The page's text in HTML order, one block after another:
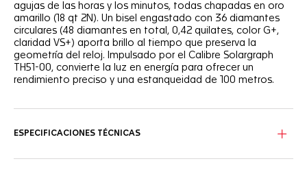
agujas de las horas y los minutos, todas chapadas en oro
amarillo (18 qt 2N). Un bisel engastado con 36 diamantes
circulares (48 diamantes en total, 0,42 quilates, color G+,
claridad VS+) aporta brillo al tiempo que preserva la
geometría del reloj. Impulsado por el Calibre Solargraph
TH51-00, convierte la luz en energía para ofrecer un
rendimiento preciso y una estanqueidad de 100 metros.
ESPECIFICACIONES TÉCNICAS